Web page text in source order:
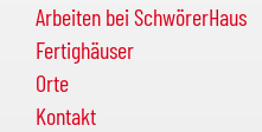
Arbeiten bei SchwörerHaus
Fertighäuser
Orte
Kontakt